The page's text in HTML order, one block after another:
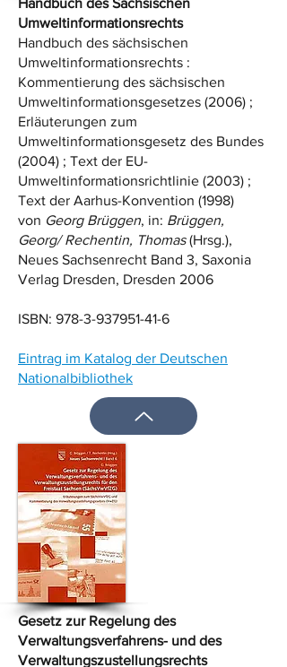
Handbuch des Sächsischen
Umweltinformationsrechts
Handbuch des sächsischen
Umweltinformationsrechts :
Kommentierung des sächsischen
Umweltinformationsgesetzes (2006) ;
Erläuterungen zum
Umweltinformationsgesetz des Bundes
(2004) ; Text der EU-
Umweltinformationsrichtlinie (2003) ;
Text der Aarhus-Konvention (1998)
von Georg Brüggen, in: Brüggen,
Georg/ Rechentin, Thomas(Hrsg.),
Neues Sachsenrecht Band 3, Saxonia
Verlag Dresden, Dresden 2006
ISBN: 978-3-937951-41-6
Eintrag im Katalog der Deutschen
Nationalbibliothek
Gesetz zur Regelung des
Verwaltungsverfahrens- und des
Verwaltungszustellungsrechts